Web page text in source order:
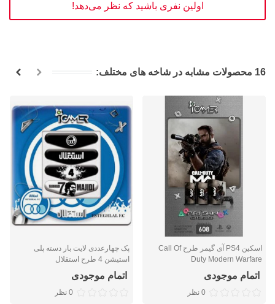
اولین نفری باشید که نظر می‌دهد!
16 محصولات مشابه در شاخه های مختلف:
اسکین PS4 آی گیمر طرح Call Of
Duty Modern Warfare
اتمام موجودی
0 نظر
پک چهارعددی لایت بار دسته پلی
استیشن 4 طرح استقلال
اتمام موجودی
0 نظر